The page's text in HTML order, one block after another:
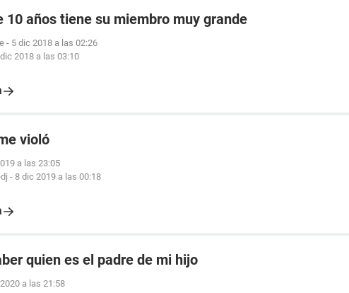
10 años tiene su miembro muy grande
- 5 dic 2018 a las 02:26
2018 a las 03:10
violó
a las 23:05
- 8 dic 2019 a las 00:18
quien es el padre de mi hijo
a las 21:58